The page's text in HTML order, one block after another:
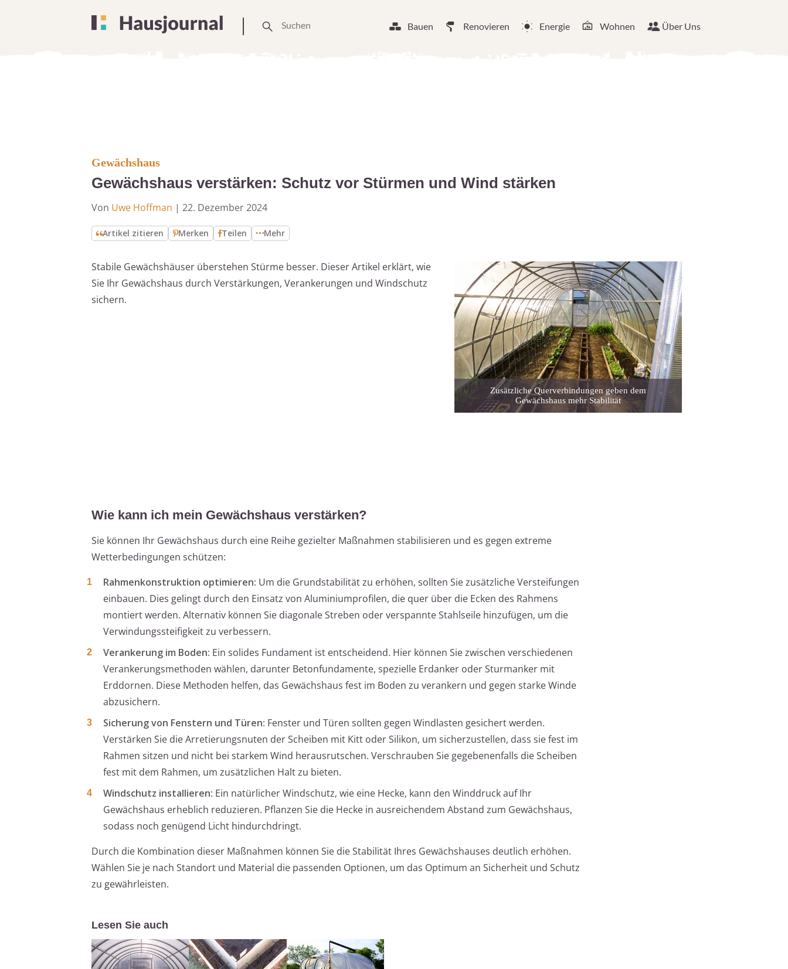
Bauen Renovieren Energie Wohnen Über Uns
Gewächshaus
Gewächshaus verstärken: Schutz vor Stürmen und Wind stärken
Von Uwe Hoffman | 22. Dezember 2024
Artikel zitieren Merken Teilen Mehr
Stabile Gewächshäuser überstehen Stürme besser. Dieser Artikel erklärt, wie
Sie Ihr Gewächshaus durch Verstärkungen, Verankerungen und Windschutz
sichern.
Zusätzliche Querverbindungen geben dem
Gewächshaus mehr Stabilität
Wie kann ich mein Gewächshaus verstärken?
Sie können Ihr Gewächshaus durch eine Reihe gezielter Maßnahmen stabilisieren und es gegen extreme
Wetterbedingungen schützen:
Rahmenkonstruktion optimieren: Um die Grundstabilität zu erhöhen, sollten Sie zusätzliche Versteifungen
einbauen. Dies gelingt durch den Einsatz von Aluminiumprofilen, die quer über die Ecken des Rahmens
montiert werden. Alternativ können Sie diagonale Streben oder verspannte Stahlseile hinzufügen, um die
Verwindungssteifigkeit zu verbessern.
Verankerung im Boden: Ein solides Fundament ist entscheidend. Hier können Sie zwischen verschiedenen
Verankerungsmethoden wählen, darunter Betonfundamente, spezielle Erdanker oder Sturmanker mit
Erddornen. Diese Methoden helfen, das Gewächshaus fest im Boden zu verankern und gegen starke Winde
abzusichern.
Sicherung von Fenstern und Türen: Fenster und Türen sollten gegen Windlasten gesichert werden.
Verstärken Sie die Arretierungsnuten der Scheiben mit Kitt oder Silikon, um sicherzustellen, dass sie fest im
Rahmen sitzen und nicht bei starkem Wind herausrutschen. Verschrauben Sie gegebenenfalls die Scheiben
fest mit dem Rahmen, um zusätzlichen Halt zu bieten.
Windschutz installieren: Ein natürlicher Windschutz, wie eine Hecke, kann den Winddruck auf Ihr
Gewächshaus erheblich reduzieren. Pflanzen Sie die Hecke in ausreichendem Abstand zum Gewächshaus,
sodass noch genügend Licht hindurchdringt.
Durch die Kombination dieser Maßnahmen können Sie die Stabilität Ihres Gewächshauses deutlich erhöhen.
Wählen Sie je nach Standort und Material die passenden Optionen, um das Optimum an Sicherheit und Schutz
zu gewährleisten.
Lesen Sie auch